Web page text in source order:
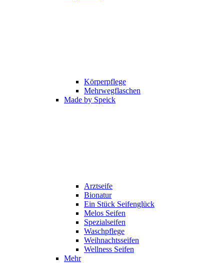
Körperpflege
Mehrwegflaschen
Made by Speick
Arztseife
Bionatur
Ein Stück Seifenglück
Melos Seifen
Spezialseifen
Waschpflege
Weihnachtsseifen
Wellness Seifen
Mehr